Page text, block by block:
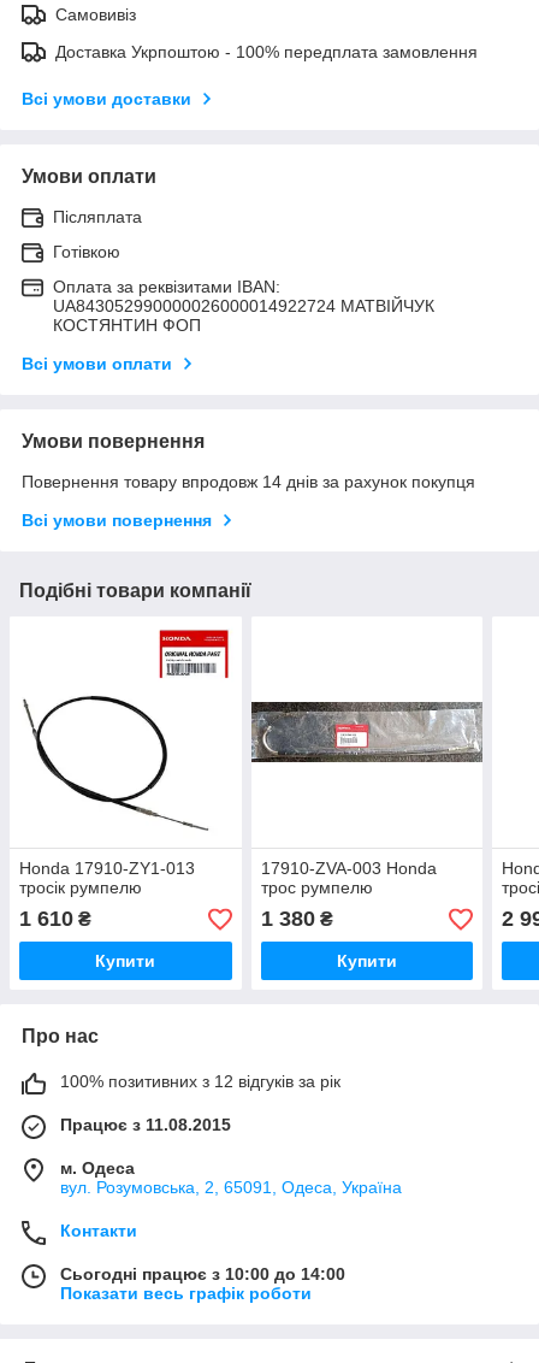
Самовивіз
Доставка Укрпоштою - 100% передплата замовлення
Всі умови доставки
Умови оплати
Післяплата
Готівкою
Оплата за реквізитами IBAN:
UA843052990000026000014922724 МАТВIЙЧУК
КОСТЯНТИН ФОП
Всі умови оплати
Умови повернення
Повернення товару впродовж 14 днів за рахунок покупця
Всі умови повернення
Подібні товари компанії
Honda 17910-ZY1-013
тросік румпелю
1 610 ₴
Купити
17910-ZVA-003 Honda
трос румпелю
1 380₴
Купити
2
Про нас
100% позитивних з 12 відгуків за рік
Працює з 11.08.2015
м. Одеса
вул. Розумовська, 2, 65091, Одеса, Україна
Контакти
Сьогодні працює з 10:00 до 14:00
Показати весь графік роботи